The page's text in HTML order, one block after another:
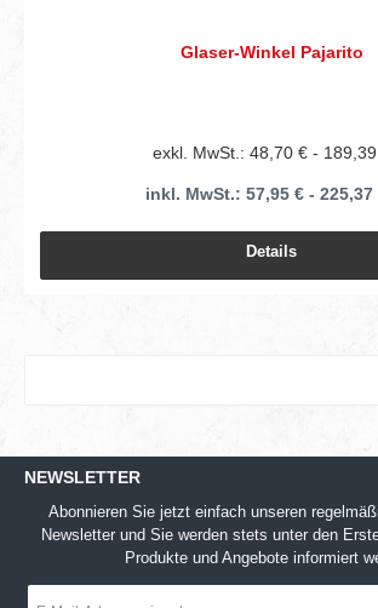
Glaser-Winkel Pajarito
exkl. MwSt.: 48,70 € -
inkl. MwSt.: 57,95 € - 225,37
Details
NEWSLETTER
Abonnieren Sie jetzt einfach unseren
Newsletter und Sie werden stets unter den
Produkte und Angebote informiert